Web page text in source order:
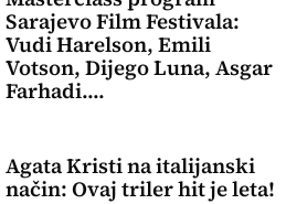
Sarajevo Film Festivala:
Vudi Harelson, Emili
Votson, Dijego Luna, Asgar
Farhadi....
Agata Kristi na italijanski
način: Ovaj triler hit je leta!